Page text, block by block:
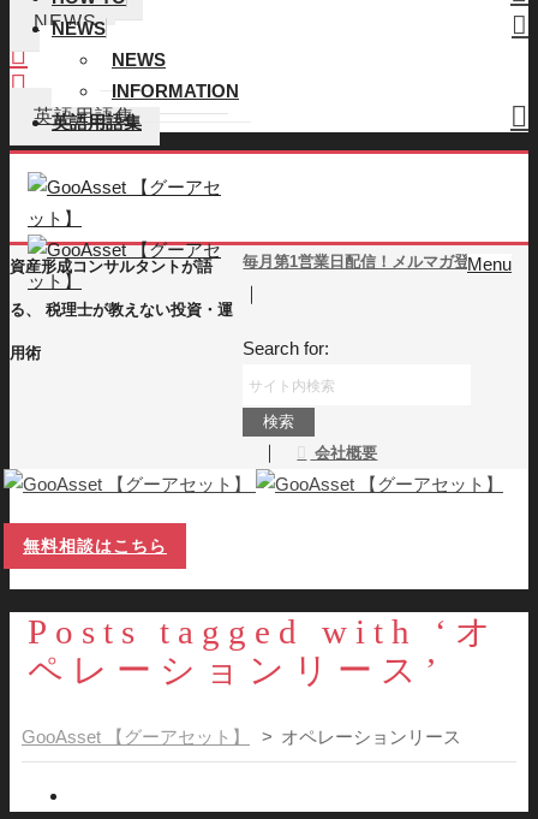
NEWS
NEWS
INFORMATION
英語用語集
Menu
資産形成コンサルタントが語
る、 税理士が教えない投資・運
用術
毎月第1営業日配信！メルマガ登録
｜
Search for:
｜ 会社概要
NEWS
NEWS
INFORMATION
英語用語集
無料相談はこちら
Posts tagged with ‘オ
ペレーションリース’
GooAsset 【グーアセット】 > オペレーションリース